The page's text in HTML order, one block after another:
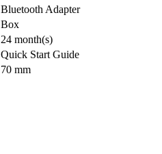
Bluetooth Adapter
Box
24 month(s)
Quick Start Guide
70 mm